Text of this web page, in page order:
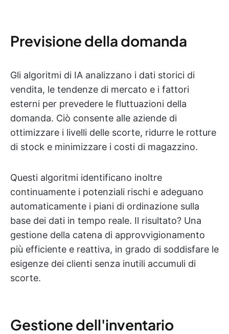
Previsione della domanda
Gli algoritmi di IA analizzano i dati storici di
vendita, le tendenze di mercato e i fattori
esterni per prevedere le fluttuazioni della
domanda. Ciò consente alle aziende di
ottimizzare i livelli delle scorte, ridurre le rotture
di stock e minimizzare i costi di magazzino.
Questi algoritmi identificano inoltre
continuamente i potenziali rischi e adeguano
automaticamente i piani di ordinazione sulla
base dei dati in tempo reale. Il risultato? Una
gestione della catena di approvvigionamento
più efficiente e reattiva, in grado di soddisfare le
esigenze dei clienti senza inutili accumuli di
scorte.
Gestione dell'inventario